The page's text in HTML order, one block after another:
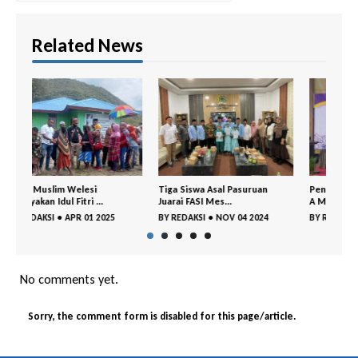
Related News
Tiga Siswa Asal Pasuruan
Juarai FASI Mes...
BYREDAKSI •NOV 04 2024
Pengasuh Ponpes Al Yasini KH
A Mujib Imr...
BYREDAKSI •OKT 28 2024
No comments yet.
Sorry, the comment form is disabled for this page/article.